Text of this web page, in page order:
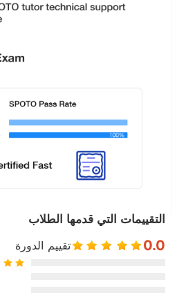
التقييمات التي قدمها الطلاب
0.0 تقييم الدورة